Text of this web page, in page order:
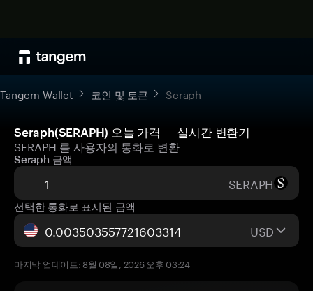
Tangem Wallet 코인 및 토큰 Seraph
Seraph(SERAPH) 오늘 가격 — 실시간 변환기
SERAPH 를 사용자의 통화로 변환
Seraph 금액
SERAPH
선택한 통화로 표시된 금액
USD
마지막 업데이트: 8월 08일, 2026 오후 03:24